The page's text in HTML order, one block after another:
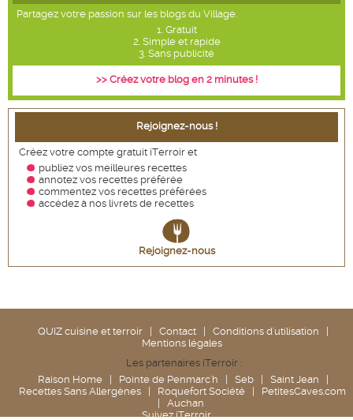
Partagez votre passion sur les blogs du Village.
1. Gratuit
2. Simple et rapide
3. Sans publicité
>> Créez votre blog en 2 minutes !
Rejoignez-nous !
Créez votre compte gratuit iTerroir et
publiez vos meilleures recettes
annotez vos recettes préférée
commentez vos recettes préférées
accédez à nos livrets de recettes
Rejoignez-nous
QUIZ cuisine et terroir Contact Conditions d'utilisation
Mentions légales
Les partenaires iTerroir :
Raison Home
Pointe de Penmarc'h Seb Saint Jean
Recettes Sans Allergènes
Roquefort Société
PetitesCaves.com
Auchan
Suivez iTerroir